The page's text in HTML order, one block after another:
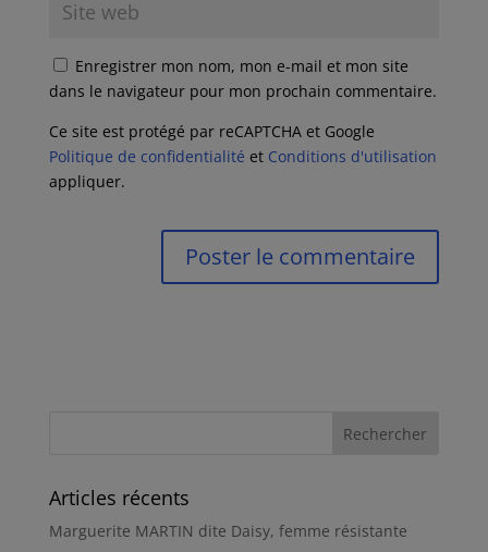
Enregistrer mon nom, mon e-mail et mon site
dans le navigateur pour mon prochain commentaire.
Ce site est protégé par reCAPTCHA et Google
Politique de confidentialité et Conditions d'utilisation
appliquer.
Articles récents
Marguerite MARTIN dite Daisy, femme résistante